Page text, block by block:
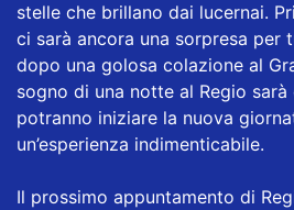
stelle che brillano dai lucernai.
ci sarà ancora una sorpresa per
dopo una golosa colazione al
sogno di una notte al Regio
potranno iniziare la nuova
un’esperienza indimenticabile.
Il prossimo appuntamento di